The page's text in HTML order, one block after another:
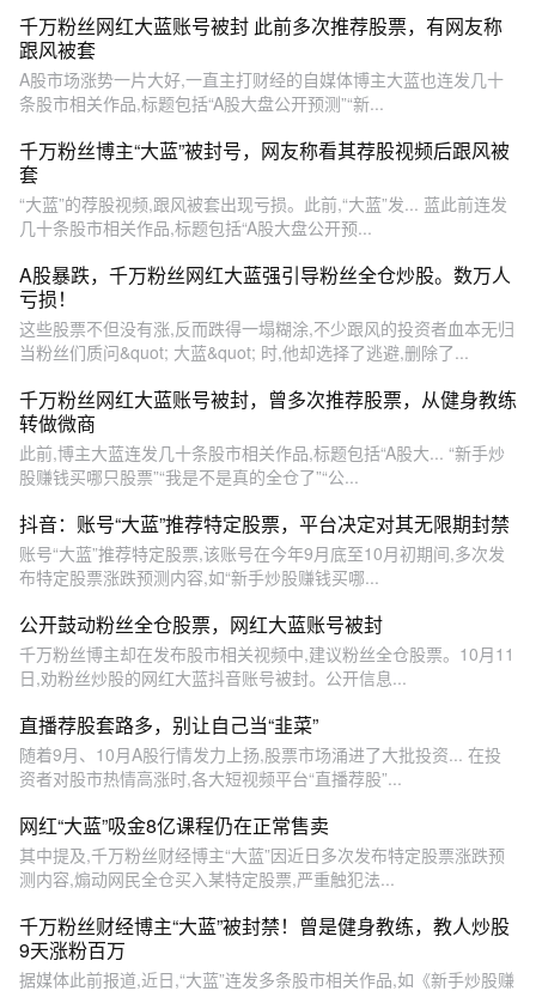
千万粉丝网红大蓝账号被封 此前多次推荐股票，有网友称
跟风被套
A股市场涨势一片大好,一直主打财经的自媒体博主大蓝也连发几十
条股市相关作品,标题包括“A股大盘公开预测”“新...
千万粉丝博主“大蓝”被封号，网友称看其荐股视频后跟风被
套
“大蓝”的荐股视频,跟风被套出现亏损。此前,“大蓝”发... 蓝此前连发
几十条股市相关作品,标题包括“A股大盘公开预...
A股暴跌，千万粉丝网红大蓝强引导粉丝全仓炒股。数万人
亏损！
这些股票不但没有涨,反而跌得一塌糊涂,不少跟风的投资者血本无归
当粉丝们质问&quot; 大蓝&quot; 时,他却选择了逃避,删除了...
千万粉丝网红大蓝账号被封，曾多次推荐股票，从健身教练
转做微商
此前,博主大蓝连发几十条股市相关作品,标题包括“A股大... “新手炒
股赚钱买哪只股票”“我是不是真的全仓了”“公...
抖音：账号“大蓝”推荐特定股票，平台决定对其无限期封禁
账号“大蓝”推荐特定股票,该账号在今年9月底至10月初期间,多次发
布特定股票涨跌预测内容,如“新手炒股赚钱买哪...
公开鼓动粉丝全仓股票，网红大蓝账号被封
千万粉丝博主却在发布股市相关视频中,建议粉丝全仓股票。10月11
日,劝粉丝炒股的网红大蓝抖音账号被封。公开信息...
直播荐股套路多，别让自己当“韭菜”
随着9月、10月A股行情发力上扬,股票市场涌进了大批投资... 在投
资者对股市热情高涨时,各大短视频平台“直播荐股”...
网红“大蓝”吸金8亿课程仍在正常售卖
其中提及,千万粉丝财经博主“大蓝”因近日多次发布特定股票涨跌预
测内容,煽动网民全仓买入某特定股票,严重触犯法...
千万粉丝财经博主“大蓝”被封禁！曾是健身教练，教人炒股
9天涨粉百万
据媒体此前报道,近日,“大蓝”连发多条股市相关作品,如《新手炒股赚